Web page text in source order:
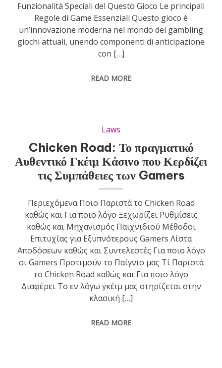
Funzionalità Speciali del Questo Gioco Le principali
Regole di Game Essenziali Questo gioco è
un’innovazione moderna nel mondo dei gambling
giochi attuali, unendo componenti di anticipazione
con […]
READ MORE
Laws
Chicken Road: Το πραγματικό
Αυθεντικό Γκέιμ Κάσινο που Κερδίζει
τις Συμπάθειες των Gamers
Περιεχόμενα Ποιο Παριστά το Chicken Road
καθώς και Για ποιο λόγο Ξεχωρίζει Ρυθμίσεις
καθώς και Μηχανισμός Παιχνιδιού Μέθοδοι
Επιτυχίας για Εξυπνότερους Gamers Λίστα
Αποδόσεων καθώς και Συντελεστές Για ποιο λόγο
οι Gamers Προτιμούν το Παίγνιο μας Τί Παριστά
το Chicken Road καθώς και Για ποιο λόγο
Διαφέρει Το εν λόγω γκέιμ μας στηρίζεται στην
κλασική […]
READ MORE